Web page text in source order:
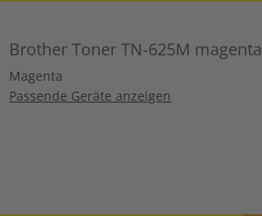
Brother Toner TN-625M magenta
Magenta
Passende Geräte anzeigen